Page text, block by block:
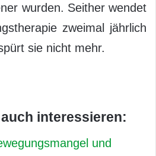
wurden. Seither wendet
zweimal jährlich
sie nicht mehr.
interessieren:
und